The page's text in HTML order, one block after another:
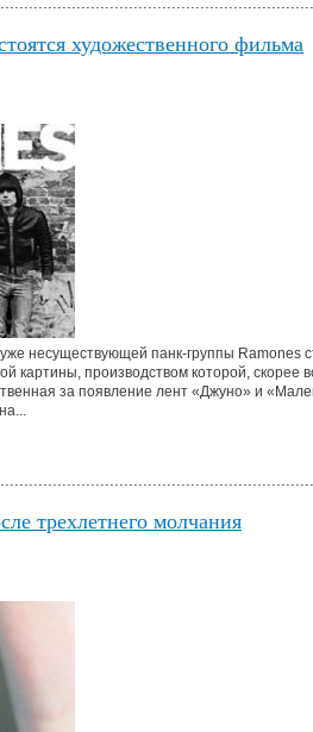
художественного фильма
несуществующей панк-группы Ramones
картины, производством которой, скорее
за появление лент «Джуно» и
трехлетнего молчания